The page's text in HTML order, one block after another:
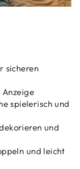
sicheren
spielerisch und
und
und leicht